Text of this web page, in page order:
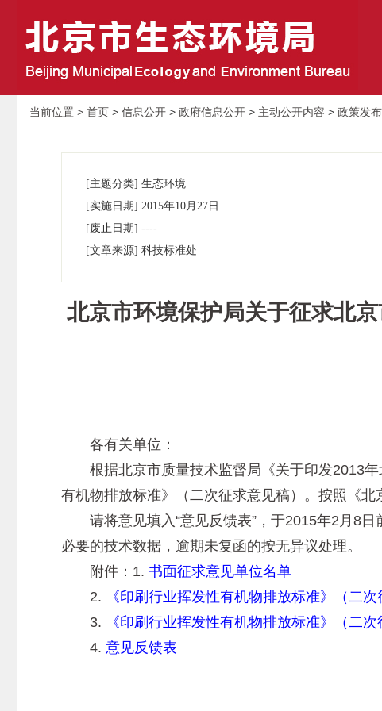
当前位置 > 首页 > 信息公开 > 政府信息公开 > 主动公开内容 > 政策发布
[主题分类] 生态环境
[实施日期] 2015年10月27日
[废止日期] ----
[文章来源] 科技标准处
北京市环境保护局关于征求北
各有关单位：
根据北京市质量技术监督局《关于印发2013年
有机物排放标准》（二次征求意见稿）。按照《北
请将意见填入“意见反馈表”，于2015年2月8日
必要的技术数据，逾期未复函的按无异议处理。
附件：1. 书面征求意见单位名单
2.
《印刷行业挥发性有机物排放标准》（二次
3.
《印刷行业挥发性有机物排放标准》（二
4. 意见反馈表